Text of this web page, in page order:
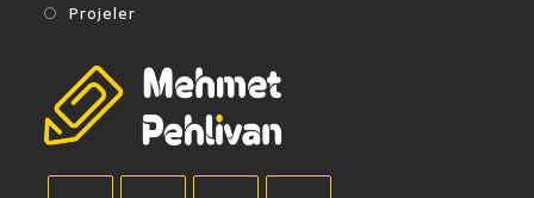
Projeler